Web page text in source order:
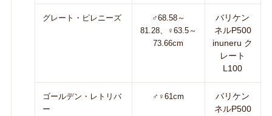
グレート・ピレニーズ
♂68.58～
81.28、♀63.5～
73.66cm
バリケン
ネルP500
inuneru ク
レート
L100
ゴールデン・レトリバ
ー
♂♀61cm
バリケン
ネルP500